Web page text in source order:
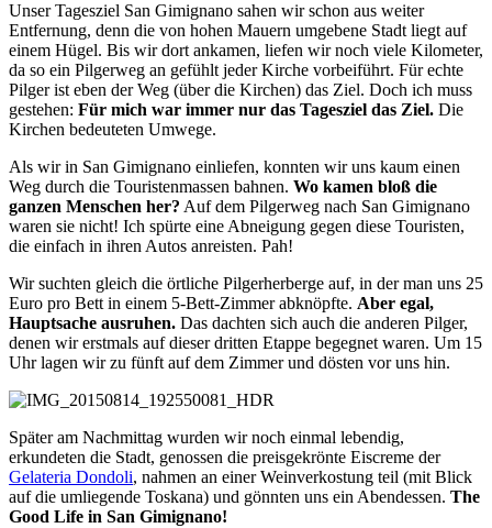
Unser Tagesziel San Gimignano sahen wir schon aus weiter
Entfernung, denn die von hohen Mauern umgebene Stadt liegt auf
einem Hügel. Bis wir dort ankamen, liefen wir noch viele Kilometer,
da so ein Pilgerweg an gefühlt jeder Kirche vorbeiführt. Für echte
Pilger ist eben der Weg (über die Kirchen) das Ziel. Doch ich muss
gestehen: Für mich war immer nur das Tagesziel das Ziel. Die
Kirchen bedeuteten Umwege.
Als wir in San Gimignano einliefen, konnten wir uns kaum einen
Weg durch die Touristenmassen bahnen. Wo kamen bloß die
ganzen Menschen her? Auf dem Pilgerweg nach San Gimignano
waren sie nicht! Ich spürte eine Abneigung gegen diese Touristen,
die einfach in ihren Autos anreisten. Pah!
Wir suchten gleich die örtliche Pilgerherberge auf, in der man uns 25
Euro pro Bett in einem 5-Bett-Zimmer abknöpfte. Aber egal,
Hauptsache ausruhen. Das dachten sich auch die anderen Pilger,
denen wir erstmals auf dieser dritten Etappe begegnet waren. Um 15
Uhr lagen wir zu fünft auf dem Zimmer und dösten vor uns hin.
Später am Nachmittag wurden wir noch einmal lebendig,
erkundeten die Stadt, genossen die preisgekrönte Eiscreme der
Gelateria Dondoli, nahmen an einer Weinverkostung teil (mit Blick
auf die umliegende Toskana) und gönnten uns ein Abendessen. The
Good Life in San Gimignano!